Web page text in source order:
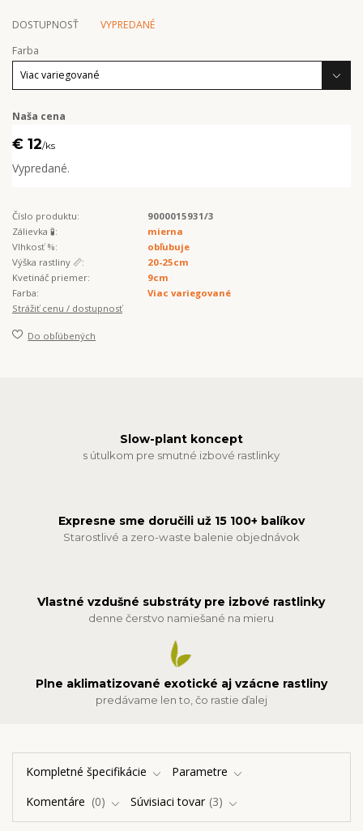
DOSTUPNOSŤ
VYPREDANÉ
Farba
Naša cena
€ 12/ks
Vypredané.
Číslo produktu:
9000015931/3
Zálievka 🧪:
mierna
Vlhkosť %:
obľubuje
Výška rastliny 📏:
20-25cm
Kvetináč priemer:
9cm
Farba:
Viac variegované
Strážiť cenu / dostupnosť
Do obľúbených
Slow-plant koncept
s útulkom pre smutné izbové rastlinky
Expresne sme doručili už 15 100+ balíkov
Starostlivé a zero-waste balenie objednávok
Vlastné vzdušné substráty pre izbové rastlinky
denne čerstvo namiešané na mieru
Plne aklimatizované exotické aj vzácne rastliny
predávame len to, čo rastie ďalej
Kompletné špecifikácie
Parametre
Komentáre
0 Súvisiaci tovar 3